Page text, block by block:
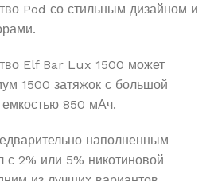
Pod со стильным дизайном и
Elf Bar Lux 1500 может
1500 затяжок с большой
емкостью 850 мАч.
наполненным
2% или 5% никотиновой